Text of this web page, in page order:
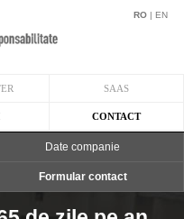
RO | EN
SAAS
CONTACT
Date companie
Formular contact